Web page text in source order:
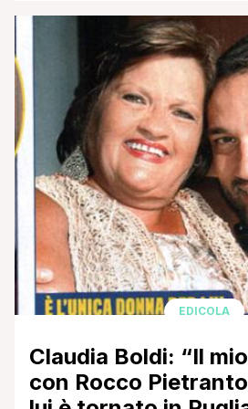
è immortalato mezzo ai
Milano. Ma facciamo un passo
di ricapitolare come Rocco sia
macchina e a [']
EDICOLA
Claudia Boldi: “Il
con Rocco